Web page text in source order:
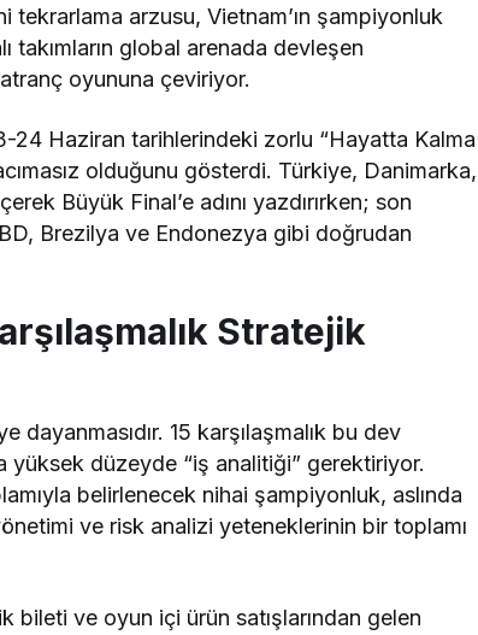
tekrarlama arzusu, Vietnam’ın şampiyonluk
takımların global arenada devleşen
oyununa çeviriyor.
24 Haziran tarihlerindeki zorlu “Hayatta Kalma
olduğunu gösterdi. Türkiye, Danimarka,
Büyük Final’e adını yazdırırken; son
Brezilya ve Endonezya gibi doğrudan
Stratejik
dayanmasıdır. 15 karşılaşmalık bu dev
yüksek düzeyde “iş analitiği” gerektiriyor.
belirlenecek nihai şampiyonluk, aslında
ve risk analizi yeteneklerinin bir toplamı
ve oyun içi ürün satışlarından gelen